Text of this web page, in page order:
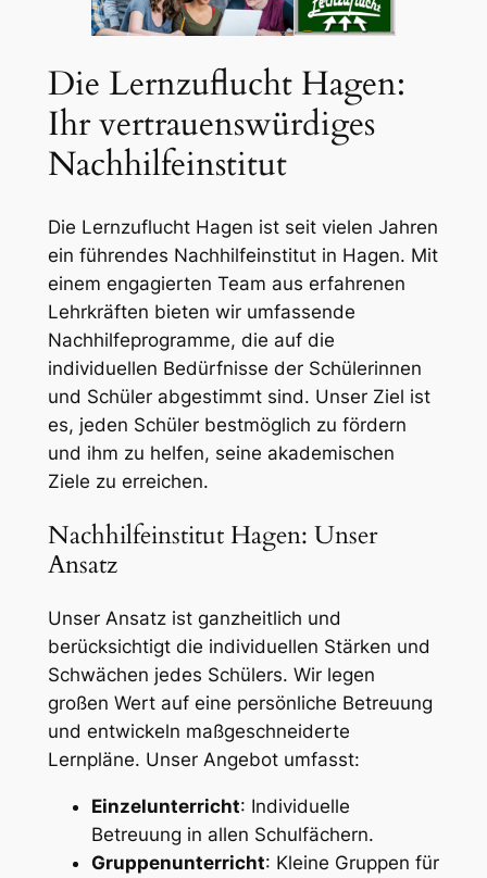
Die Lernzuflucht Hagen:
Ihr vertrauenswürdiges
Nachhilfeinstitut
Die Lernzuflucht Hagen ist seit vielen Jahren
ein führendes Nachhilfeinstitut in Hagen. Mit
einem engagierten Team aus erfahrenen
Lehrkräften bieten wir umfassende
Nachhilfeprogramme, die auf die
individuellen Bedürfnisse der Schülerinnen
und Schüler abgestimmt sind. Unser Ziel ist
es, jeden Schüler bestmöglich zu fördern
und ihm zu helfen, seine akademischen
Ziele zu erreichen.
Nachhilfeinstitut Hagen: Unser
Ansatz
Unser Ansatz ist ganzheitlich und
berücksichtigt die individuellen Stärken und
Schwächen jedes Schülers. Wir legen
großen Wert auf eine persönliche Betreuung
und entwickeln maßgeschneiderte
Lernpläne. Unser Angebot umfasst:
Einzelunterricht: Individuelle
Betreuung in allen Schulfächern.
Gruppenunterricht: Kleine Gruppen für